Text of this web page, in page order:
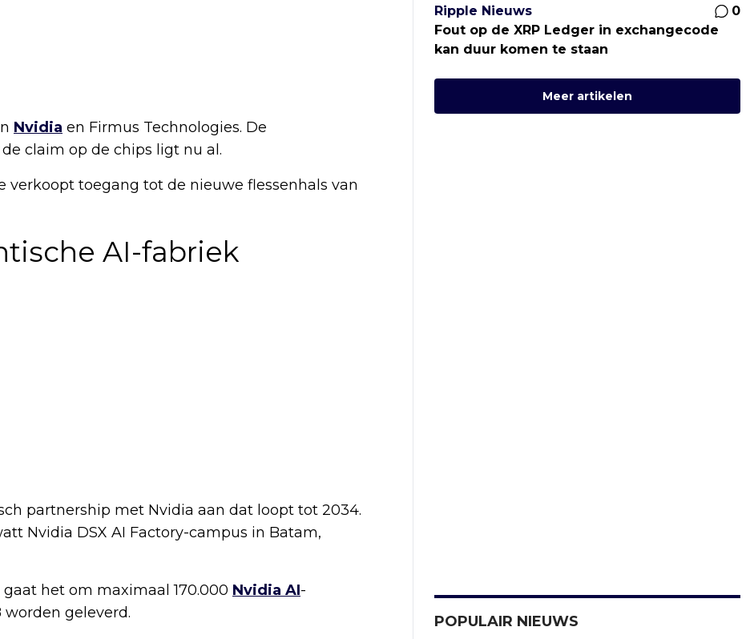
Nvidia en Firmus Technologies. De
claim op de chips ligt nu al.
toegang tot de nieuwe flessenhals van
AI-fabriek
partnership met Nvidia aan dat loopt tot 2034.
Nvidia DSX AI Factory-campus in Batam,
gaat het om maximaal 170.000 Nvidia AI-
worden geleverd.
Ripple Nieuws
0
Fout op de XRP Ledger in exchangecode
kan duur komen te staan
Meer artikelen
POPULAIR NIEUWS